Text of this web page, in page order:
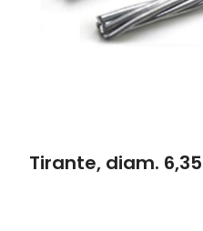
Tirante, diam. 6,35